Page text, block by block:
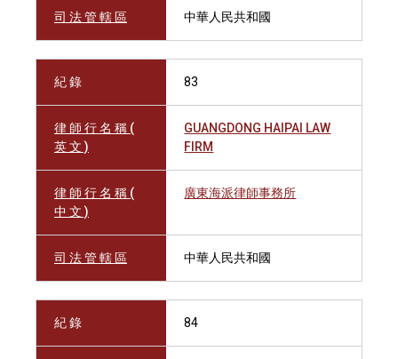
司 法 管 轄 區 中華人民共和國
紀 錄 83
律 師 行 名 稱 (
英 文 )
GUANGDONG HAIPAI LAW
FIRM
律 師 行 名 稱 (
中 文 )
廣東海派律師事務所
司 法 管 轄 區 中華人民共和國
紀 錄 84